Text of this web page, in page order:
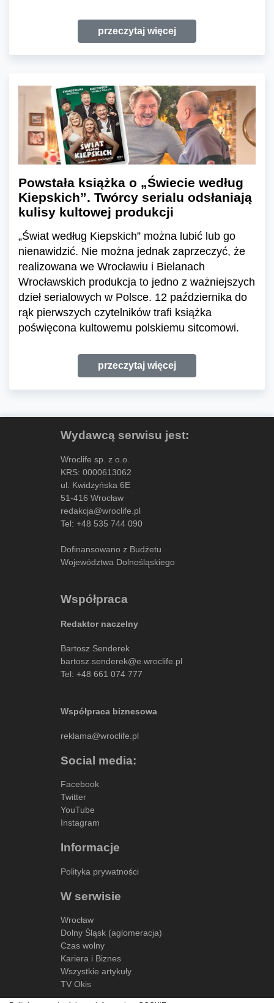
przeczytaj więcej
Powstała książka o „Świecie według
Kiepskich”. Twórcy serialu odsłaniają
kulisy kultowej produkcji
„Świat według Kiepskich” można lubić lub go
nienawidzić. Nie można jednak zaprzeczyć, że
realizowana we Wrocławiu i Bielanach
Wrocławskich produkcja to jedno z ważniejszych
dzieł serialowych w Polsce. 12 października do
rąk pierwszych czytelników trafi książka
poświęcona kultowemu polskiemu sitcomowi.
przeczytaj więcej
Wydawcą serwisu jest:
Wroclife sp. z o.o.
KRS: 0000613062
ul. Kwidzyńska 6E
51-416 Wrocław
redakcja@wroclife.pl
Tel: +48 535 744 090
Dofinansowano z Budżetu
Województwa Dolnośląskiego
Współpraca
Redaktor naczelny
Bartosz Senderek
bartosz.senderek@e.wroclife.pl
Tel: +48 661 074 777
Współpraca biznesowa
reklama@wroclife.pl
Social media:
Facebook
Twitter
YouTube
Instagram
Informacje
Polityka prywatności
W serwisie
Wrocław
Dolny Śląsk (aglomeracja)
Czas wolny
Kariera i Biznes
Wszystkie artykuły
TV Okis